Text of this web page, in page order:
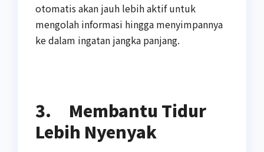
otomatis akan jauh lebih aktif untuk
mengolah informasi hingga menyimpannya
ke dalam ingatan jangka panjang.
3. Membantu Tidur
Lebih Nyenyak